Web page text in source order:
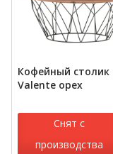
Кофейный столик
Valente орех
Снят с
производства